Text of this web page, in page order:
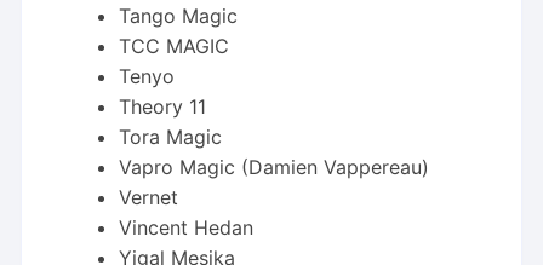
Tango Magic
TCC MAGIC
Tenyo
Theory 11
Tora Magic
Vapro Magic (Damien Vappereau)
Vernet
Vincent Hedan
Yigal Mesika